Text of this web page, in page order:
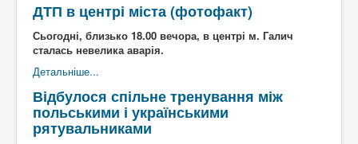
ДТП в центрі міста (фотофакт)
Сьогодні, близько 18.00 вечора, в центрі м. Галич
сталась невелика аварія.
Детальніше...
Відбулося спільне тренування між
польськими і українськими
рятувальниками